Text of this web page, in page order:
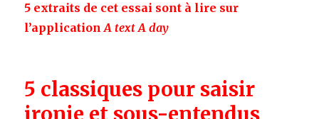
5 extraits de cet essai sont à lire sur
l’applicationA text A day
5 classiques pour saisir